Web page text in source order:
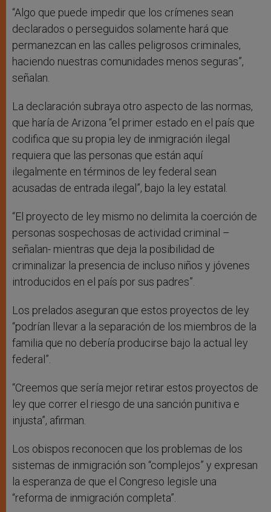
“Algo que puede impedir que los crímenes sean
declarados o perseguidos solamente hará que
permanezcan en las calles peligrosos criminales,
haciendo nuestras comunidades menos seguras”,
señalan.
La declaración subraya otro aspecto de las normas,
que haría de Arizona “el primer estado en el país que
codifica que su propia ley de inmigración ilegal
requiera que las personas que están aquí
ilegalmente en términos de ley federal sean
acusadas de entrada ilegal”, bajo la ley estatal.
“El proyecto de ley mismo no delimita la coerción de
personas sospechosas de actividad criminal –
señalan- mientras que deja la posibilidad de
criminalizar la presencia de incluso niños y jóvenes
introducidos en el país por sus padres”.
Los prelados aseguran que estos proyectos de ley
“podrían llevar a la separación de los miembros de la
familia que no debería producirse bajo la actual ley
federal”.
“Creemos que sería mejor retirar estos proyectos de
ley que correr el riesgo de una sanción punitiva e
injusta”, afirman.
Los obispos reconocen que los problemas de los
sistemas de inmigración son “complejos” y expresan
la esperanza de que el Congreso legisle una
“reforma de inmigración completa”.